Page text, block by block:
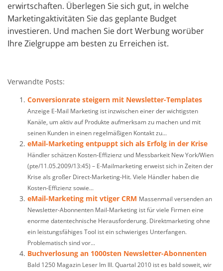
erwirtschaften. Überlegen Sie sich gut, in welche
Marketingaktivitäten Sie das geplante Budget
investieren. Und machen Sie dort Werbung worüber
Ihre Zielgruppe am besten zu Erreichen ist.
Verwandte Posts:
Conversionrate steigern mit Newsletter-Templates
Anzeige E-Mail Marketing ist inzwischen einer der wichtigsten
Kanäle, um aktiv auf Produkte aufmerksam zu machen und mit
seinen Kunden in einen regelmäßigen Kontakt zu...
eMail-Marketing entpuppt sich als Erfolg in der Krise
Händler schätzen Kosten-Effizienz und Messbarkeit New York/Wien
(pte/11.05.2009/13:45) – E-Mailmarketing erweist sich in Zeiten der
Krise als großer Direct-Marketing-Hit. Viele Händler haben die
Kosten-Effizienz sowie...
eMail-Marketing mit vtiger CRM Massenmail versenden an
Newsletter-Abonnenten Mail-Marketing ist für viele Firmen eine
enorme datentechnische Herausforderung. Direktmarketing ohne
ein leistungsfähiges Tool ist ein schwieriges Unterfangen.
Problematisch sind vor...
Buchverlosung an 1000sten Newsletter-Abonnenten
Bald 1250 Magazin Leser Im III. Quartal 2010 ist es bald soweit, wir